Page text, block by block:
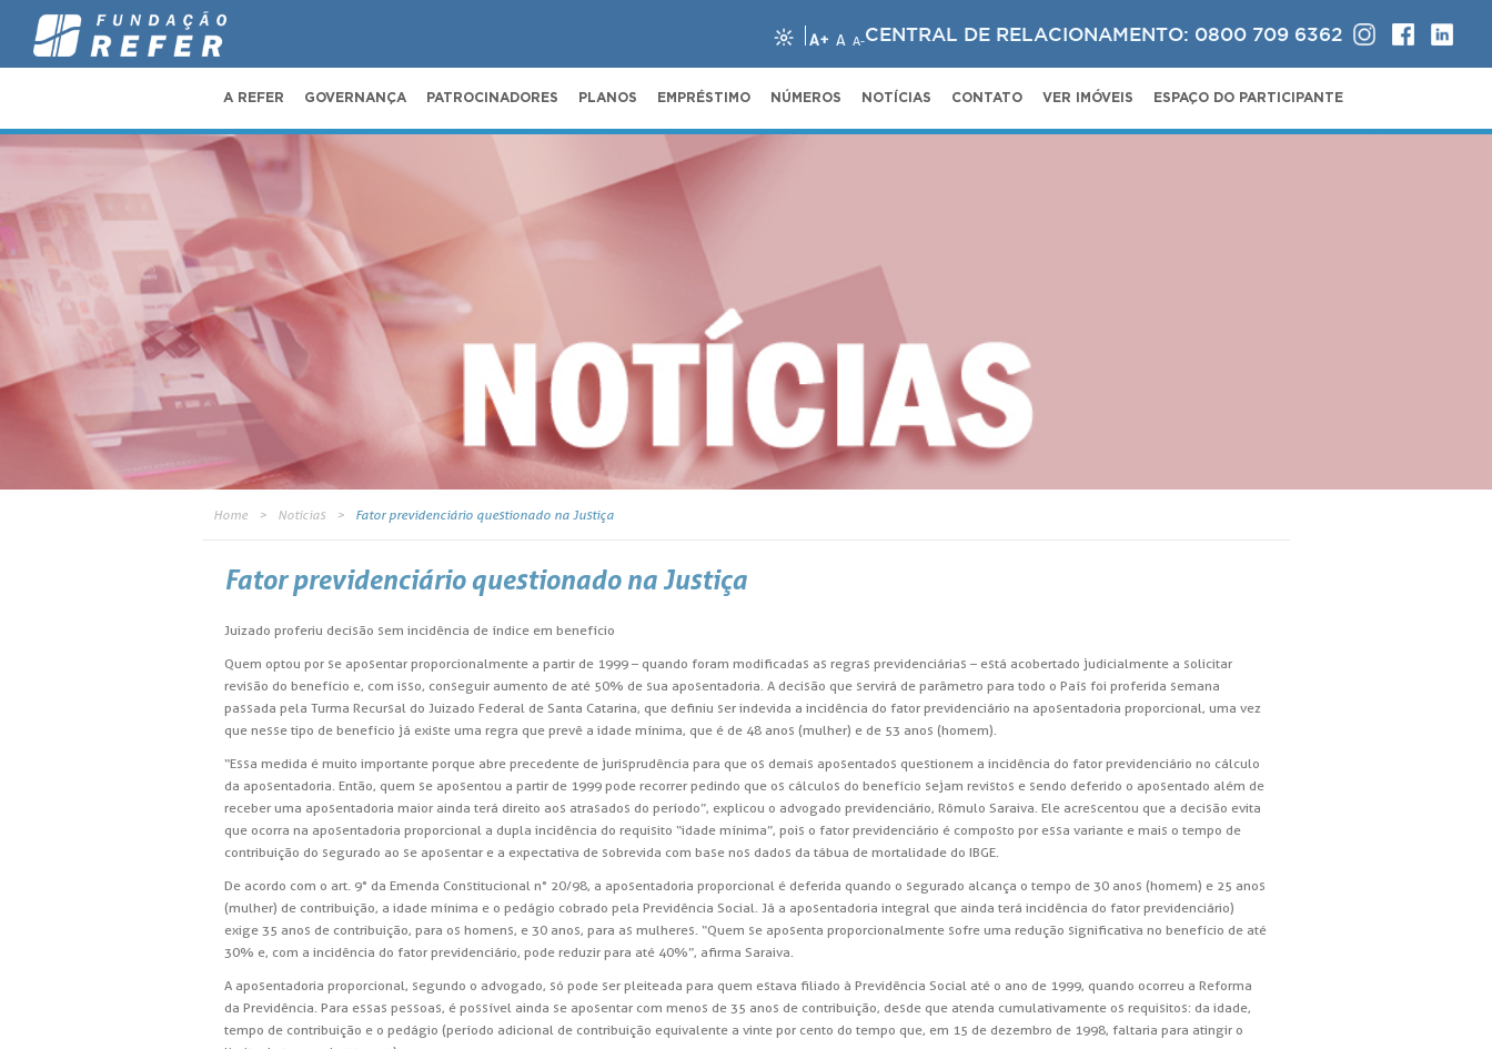
A+ A A-CENTRAL DE RELACIONAMENTO: 0800 709 6362
A REFER GOVERNANÇA PATROCINADORES PLANOS EMPRÉSTIMO NÚMEROS NOTÍCIAS CONTATO VER IMÓVEIS ESPAÇO DO PARTICIPANTE
Home Notícias Fator previdenciário questionado na Justiça
Fator previdenciário questionado na Justiça
Juizado proferiu decisão sem incidência de índice em benefício
Quem optou por se aposentar proporcionalmente a partir de 1999 – quando foram modificadas as regras previdenciárias – está acobertado judicialmente a solicitar
revisão do benefício e, com isso, conseguir aumento de até 50% de sua aposentadoria. A decisão que servirá de parâmetro para todo o País foi proferida semana
passada pela Turma Recursal do Juizado Federal de Santa Catarina, que definiu ser indevida a incidência do fator previdenciário na aposentadoria proporcional, uma vez
que nesse tipo de benefício já existe uma regra que prevê a idade mínima, que é de 48 anos (mulher) e de 53 anos (homem).
“Essa medida é muito importante porque abre precedente de jurisprudência para que os demais aposentados questionem a incidência do fator previdenciário no cálculo
da aposentadoria. Então, quem se aposentou a partir de 1999 pode recorrer pedindo que os cálculos do benefício sejam revistos e sendo deferido o aposentado além de
receber uma aposentadoria maior ainda terá direito aos atrasados do período”, explicou o advogado previdenciário, Rômulo Saraiva. Ele acrescentou que a decisão evita
que ocorra na aposentadoria proporcional a dupla incidência do requisito “idade mínima”, pois o fator previdenciário é composto por essa variante e mais o tempo de
contribuição do segurado ao se aposentar e a expectativa de sobrevida com base nos dados da tábua de mortalidade do IBGE.
De acordo com o art. 9° da Emenda Constitucional n° 20/98, a aposentadoria proporcional é deferida quando o segurado alcança o tempo de 30 anos (homem) e 25 anos
(mulher) de contribuição, a idade mínima e o pedágio cobrado pela Previdência Social. Já a aposentadoria integral que ainda terá incidência do fator previdenciário)
exige 35 anos de contribuição, para os homens, e 30 anos, para as mulheres. “Quem se aposenta proporcionalmente sofre uma redução significativa no benefício de até
30% e, com a incidência do fator previdenciário, pode reduzir para até 40%”, afirma Saraiva.
A aposentadoria proporcional, segundo o advogado, só pode ser pleiteada para quem estava filiado à Previdência Social até o ano de 1999, quando ocorreu a Reforma
da Previdência. Para essas pessoas, é possível ainda se aposentar com menos de 35 anos de contribuição, desde que atenda cumulativamente os requisitos: da idade,
tempo de contribuição e o pedágio (período adicional de contribuição equivalente a vinte por cento do tempo que, em 15 de dezembro de 1998, faltaria para atingir o